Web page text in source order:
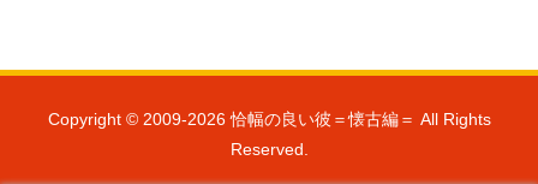
Copyright © 2009-2026 恰幅の良い彼＝懐古編＝ All Rights
Reserved.